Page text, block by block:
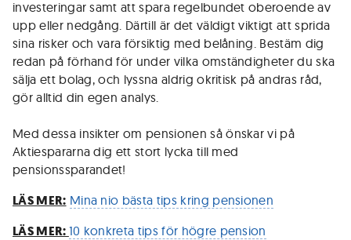
investeringar samt att spara regelbundet oberoende av
upp eller nedgång. Därtill är det väldigt viktigt att sprida
sina risker och vara försiktig med belåning. Bestäm dig
redan på förhand för under vilka omständigheter du ska
sälja ett bolag, och lyssna aldrig okritisk på andras råd,
gör alltid din egen analys.
Med dessa insikter om pensionen så önskar vi på
Aktiespararna dig ett stort lycka till med
pensionssparandet!
LÄS MER: Mina nio bästa tips kring pensionen
LÄS MER: 10 konkreta tips för högre pension